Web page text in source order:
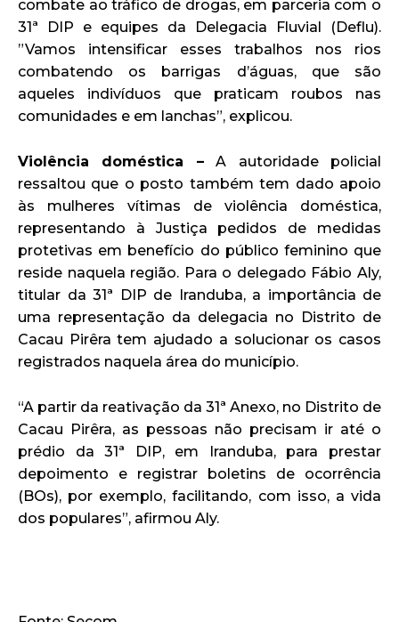
combate ao tráfico de drogas, em parceria com o
31ª DIP e equipes da Delegacia Fluvial (Deflu).
”Vamos intensificar esses trabalhos nos rios
combatendo os barrigas d’águas, que são
aqueles indivíduos que praticam roubos nas
comunidades e em lanchas”, explicou.
Violência doméstica –A autoridade policial
ressaltou que o posto também tem dado apoio
às mulheres vítimas de violência doméstica,
representando à Justiça pedidos de medidas
protetivas em benefício do público feminino que
reside naquela região. Para o delegado Fábio Aly,
titular da 31ª DIP de Iranduba, a importância de
uma representação da delegacia no Distrito de
Cacau Pirêra tem ajudado a solucionar os casos
registrados naquela área do município.
“A partir da reativação da 31ª Anexo, no Distrito de
Cacau Pirêra, as pessoas não precisam ir até o
prédio da 31ª DIP, em Iranduba, para prestar
depoimento e registrar boletins de ocorrência
(BOs), por exemplo, facilitando, com isso, a vida
dos populares”, afirmou Aly.